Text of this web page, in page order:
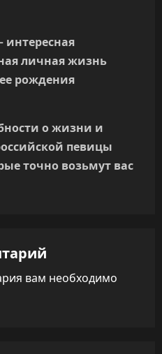
личная жизнь
рождения
о жизни и
певицы
точно возьмут вас
вам необходимо